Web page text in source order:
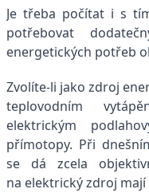
Je třeba počítat i s
potřebovat
energetických potřeb
Zvolíte-li jako zdroj
teplovodním
elektrickým
přímotopy. Při
se dá zcela
na elektrický zdroj